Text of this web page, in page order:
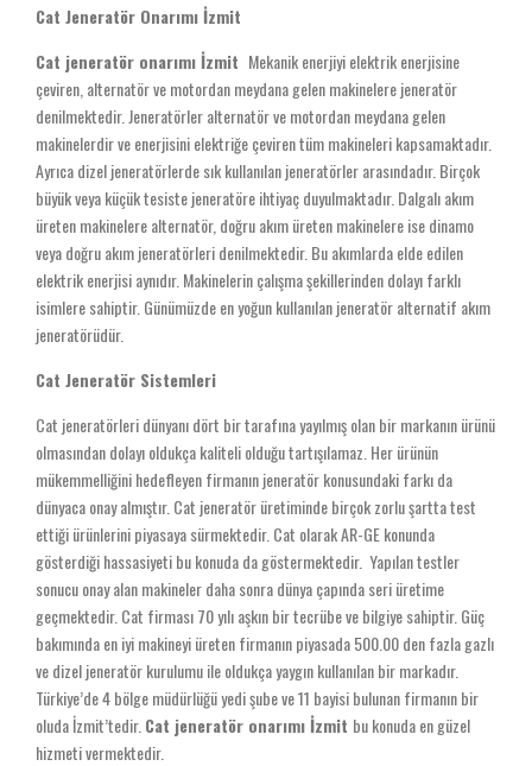
Cat Jeneratör Onarımı İzmit
Cat jeneratör onarımı İzmit Mekanik enerjiyi elektrik enerjisine
çeviren, alternatör ve motordan meydana gelen makinelere jeneratör
denilmektedir. Jeneratörler alternatör ve motordan meydana gelen
makinelerdir ve enerjisini elektriğe çeviren tüm makineleri kapsamaktadır.
Ayrıca dizel jeneratörlerde sık kullanılan jeneratörler arasındadır. Birçok
büyük veya küçük tesiste jeneratöre ihtiyaç duyulmaktadır. Dalgalı akım
üreten makinelere alternatör, doğru akım üreten makinelere ise dinamo
veya doğru akım jeneratörleri denilmektedir. Bu akımlarda elde edilen
elektrik enerjisi aynıdır. Makinelerin çalışma şekillerinden dolayı farklı
isimlere sahiptir. Günümüzde en yoğun kullanılan jeneratör alternatif akım
jeneratörüdür.
Cat Jeneratör Sistemleri
Cat jeneratörleri dünyanı dört bir tarafına yayılmış olan bir markanın ürünü
olmasından dolayı oldukça kaliteli olduğu tartışılamaz. Her ürünün
mükemmelliğini hedefleyen firmanın jeneratör konusundaki farkı da
dünyaca onay almıştır. Cat jeneratör üretiminde birçok zorlu şartta test
ettiği ürünlerini piyasaya sürmektedir. Cat olarak AR-GE konunda
gösterdiği hassasiyeti bu konuda da göstermektedir. Yapılan testler
sonucu onay alan makineler daha sonra dünya çapında seri üretime
geçmektedir. Cat firması 70 yılı aşkın bir tecrübe ve bilgiye sahiptir. Güç
bakımında en iyi makineyi üreten firmanın piyasada 500.00 den fazla gazlı
ve dizel jeneratör kurulumu ile oldukça yaygın kullanılan bir markadır.
Türkiye’de 4 bölge müdürlüğü yedi şube ve 11 bayisi bulunan firmanın bir
oluda İzmit’tedir. Cat jeneratör onarımı İzmit bu konuda en güzel
hizmeti vermektedir.